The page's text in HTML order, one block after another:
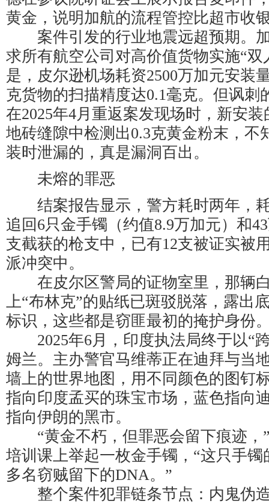
黄金，说明加航的流程管控比超市收
案件引发的行业地震远超预期。
求所有航空公司对高价值货物实施“双
是，皮尔逊机场耗资2500万加元安装
克货物的扫描精度达0.1毫克。但讽刺
在2025年4月重返案发现场时，新安
地砖缝隙中检测出0.3克黄金粉末，不
装时泄漏的，真是漏洞百出。
未熔的罪恶
结案报告显示，警方耗时两年，耗
追回6只金手镯（约值8.9万加元）和
支截获的枪支中，已有12支被证实被
派冲突中。
在皮尔区警局的证物室里，那辆
上“布林克”的贴纸已斑驳脱落，露出
标识，这些都是窃匪最初的掩护身份
2025年6月，印度执法局终于以“
姆兰。主办警官马维蒂正在迪拜与当
墙上的世界地图，用不同颜色的图钉
指向印度孟买的珠宝市场，蓝色指向
指向伊朗的黑市。
“黄金不朽，但罪恶会留下痕迹，
培训课上举起一枚金手镯，“这只手
多名窃贼留下的DNA。”
整个案件犯罪链条节点：内鬼伪